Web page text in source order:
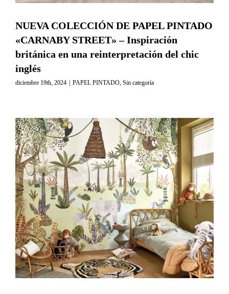
NUEVA COLECCIÓN DE PAPEL PINTADO
«CARNABY STREET» – Inspiración
británica en una reinterpretación del chic
inglés
diciembre 19th, 2024 | PAPEL PINTADO, Sin categoría